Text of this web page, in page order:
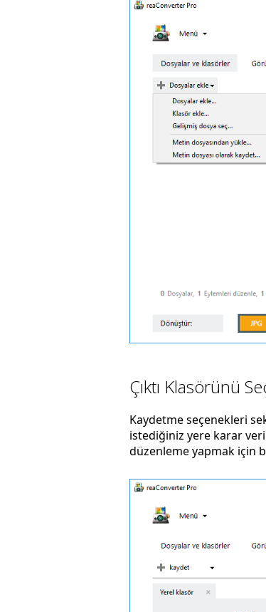
Çıktı Klasörünü
Kaydetme seçenekleri
istediğiniz yere karar
düzenleme yapmak için